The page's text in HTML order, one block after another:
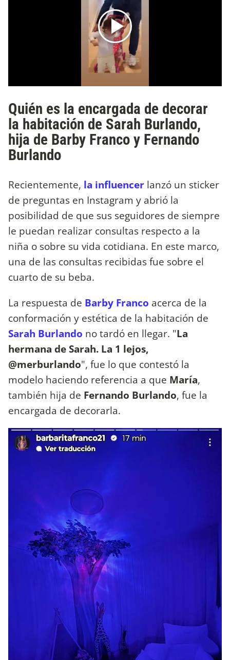
Quién es la encargada de decorar
la habitación de Sarah Burlando,
hija de Barby Franco y Fernando
Burlando
Recientemente, la influencer lanzó un sticker
de preguntas en Instagram y abrió la
posibilidad de que sus seguidores de siempre
le puedan realizar consultas respecto a la
niña o sobre su vida cotidiana. En este marco,
una de las consultas recibidas fue sobre el
cuarto de su beba.
La respuesta de Barby Franco acerca de la
conformación y estética de la habitación de
Sarah Burlando no tardó en llegar. "La
hermana de Sarah. La 1 lejos,
@merburlando", fue lo que contestó la
modelo haciendo referencia a que María,
también hija de Fernando Burlando, fue la
encargada de decorarla.